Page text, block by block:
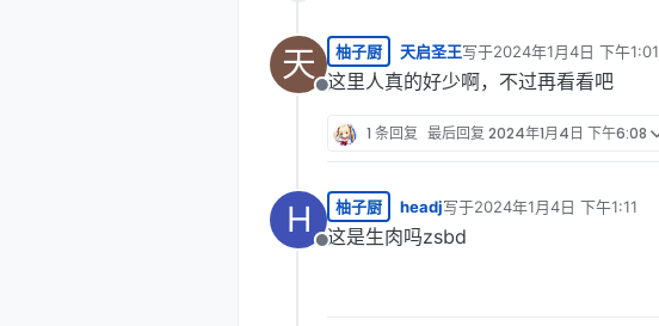
天
离线
柚子厨 天启圣王写于2024年1月4日 下午1:01
最后由 编辑
这里人真的好少啊，不过再看看吧
1 条回复 最后回复 2024年1月4日 下午6:08
H
离线
柚子厨 headj写于2024年1月4日 下午1:11
最后由 编辑
这是生肉吗zsbd